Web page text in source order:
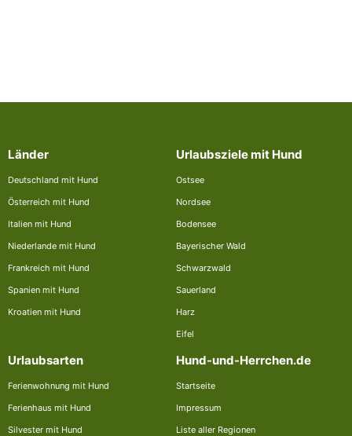
Länder
Deutschland mit Hund
Österreich mit Hund
Italien mit Hund
Niederlande mit Hund
Frankreich mit Hund
Spanien mit Hund
Kroatien mit Hund
Urlaubsziele mit Hund
Ostsee
Nordsee
Bodensee
Bayerischer Wald
Schwarzwald
Sauerland
Harz
Eifel
Urlaubsarten
Ferienwohnung mit Hund
Ferienhaus mit Hund
Silvester mit Hund
Hund-und-Herrchen.de
Startseite
Impressum
Liste aller Regionen